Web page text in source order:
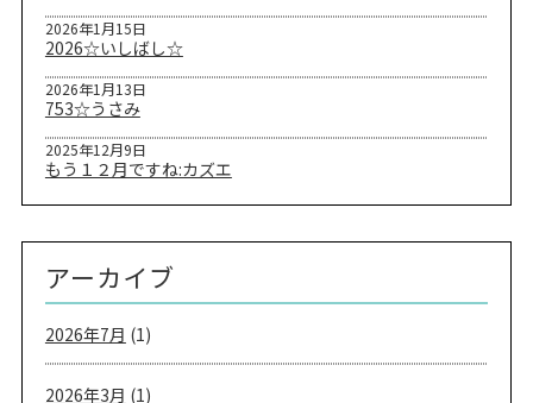
2026☆いしばし☆
2026年1月15日
753☆うさみ
2026年1月13日
もう１２月ですね:カズエ
2025年12月9日
アーカイブ
2026年7月 (1)
2026年3月 (1)